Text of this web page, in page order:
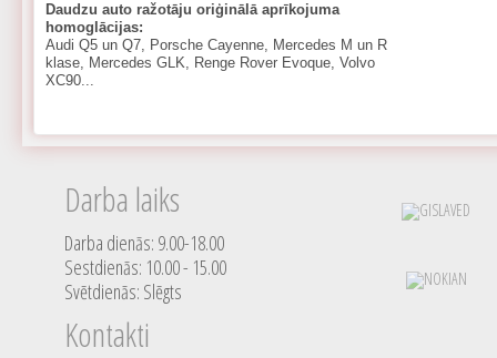
Daudzu auto ražotāju oriģinālā aprīkojuma
homoglācijas:
Audi Q5 un Q7, Porsche Cayenne, Mercedes M un R
klase, Mercedes GLK, Renge Rover Evoque, Volvo
XC90...
Darba laiks
Darba dienās: 9.00-18.00
Sestdienās: 10.00 - 15.00
Svētdienās: Slēgts
Kontakti